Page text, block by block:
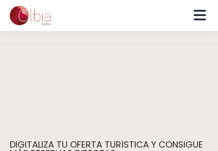
DIGITALIZA TU OFERTA TURÍSTICA Y CONSIGUE